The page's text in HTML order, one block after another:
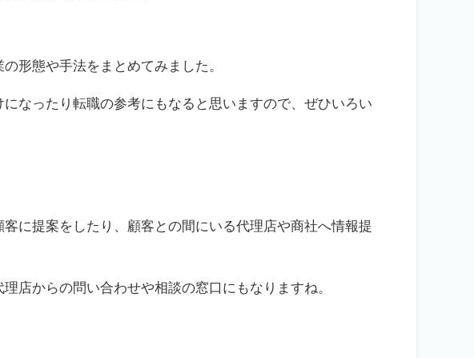
形態や手法をまとめてみました。
なったり転職の参考にもなると思いますので、ぜひいろい
客に提案をしたり、顧客との間にいる代理店や商社へ情報提
店からの問い合わせや相談の窓口にもなりますね。